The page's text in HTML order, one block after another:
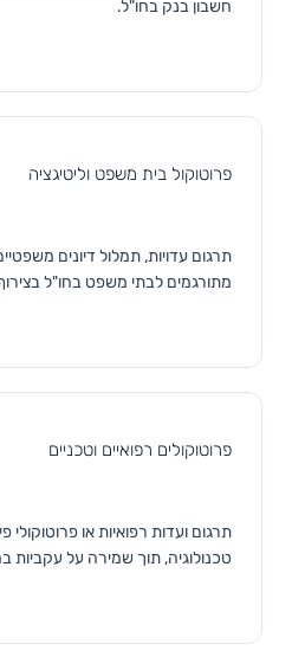
חשבון בנק בחו"ל.
פרוטוקול בית משפט וליטיגציה
תרגום עדויות, תמלול דיונים
מתורגמים לבתי משפט בחו"ל
פרוטוקולים רפואיים וטכניים
תרגום ועדות רפואיות או פרוטוקולי
טכנולוגיה, תוך שמירה על עקביות